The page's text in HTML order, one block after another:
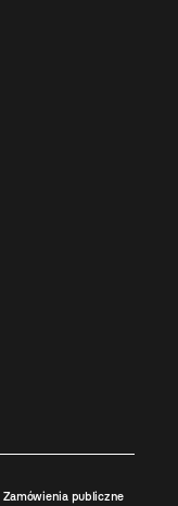
Zamówienia publiczne